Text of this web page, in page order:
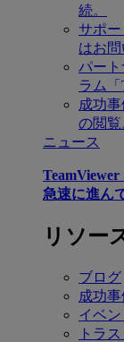
続。
サポ
はお問
パート
ラム「
成功事
の閲覧
ニュース
急速に進ん
リソー
ブログ
成功事
イベ
トラ